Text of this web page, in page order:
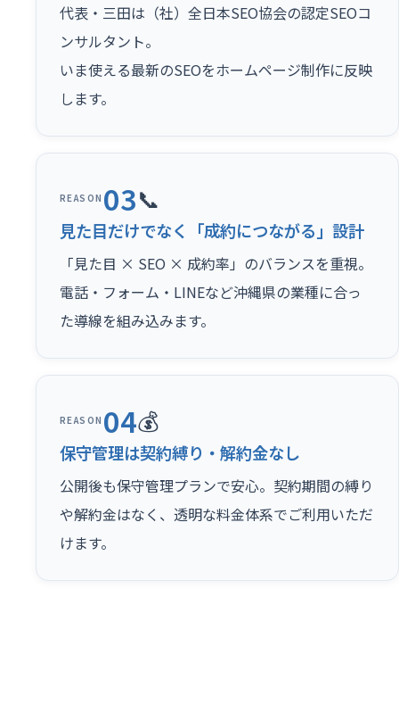
代表・三田は（社）全日本SEO協会の認定SEOコ
ンサルタント。
いま使える最新のSEOをホームページ制作に反映
します。
REASON 03📞
見た目だけでなく「成約につながる」設計
「見た目 × SEO × 成約率」のバランスを重視。
電話・フォーム・LINEなど沖縄県の業種に合っ
た導線を組み込みます。
REASON 04💰
保守管理は契約縛り・解約金なし
公開後も保守管理プランで安心。契約期間の縛り
や解約金はなく、透明な料金体系でご利用いただ
けます。